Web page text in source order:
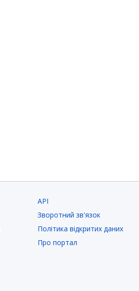
API
Зворотний зв'язок
Політика відкритих даних
Про портал